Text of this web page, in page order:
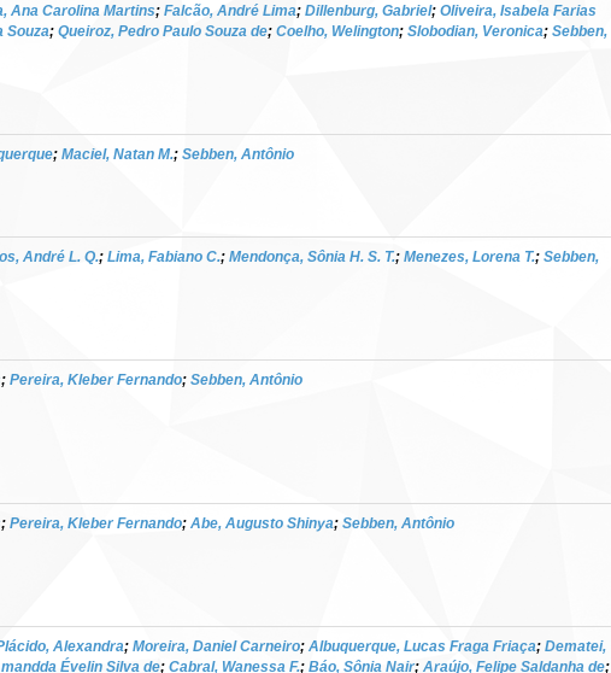
Ana Carolina Martins; Falcão, André Lima; Dillenburg, Gabriel; Oliveira, Isabela Farias
Souza; Queiroz, Pedro Paulo Souza de; Coelho, Welington; Slobodian, Veronica; Sebben,
; Maciel, Natan M.; Sebben, Antônio
André L. Q.; Lima, Fabiano C.; Mendonça, Sônia H. S. T.; Menezes, Lorena T.; Sebben,
; Pereira, Kleber Fernando; Sebben, Antônio
; Pereira, Kleber Fernando; Abe, Augusto Shinya; Sebben, Antônio
Alexandra; Moreira, Daniel Carneiro; Albuquerque, Lucas Fraga Friaça; Dematei,
Évelin Silva de; Cabral, Wanessa F.; Báo, Sônia Nair; Araújo, Felipe Saldanha de;